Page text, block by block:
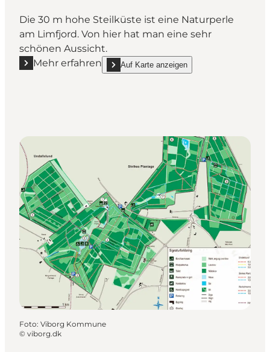
Die 30 m hohe Steilküste ist eine Naturperle
am Limfjord. Von hier hat man eine sehr
schönen Aussicht.
Mehr erfahren
Mehr erfahren "Ulbjerg Klint"
Auf Karte anzeigen
show Ulbjerg Klint on_map
Foto: Viborg Kommune
© viborg.dk